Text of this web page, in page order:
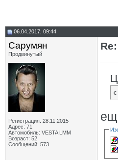
06.04.2017, 09:44
Сарумян
Продвинутый
Регистрация: 28.11.2015
Адрес: 71
Автомобиль: VESTA LMM
Возраст: 52
Сообщений: 573